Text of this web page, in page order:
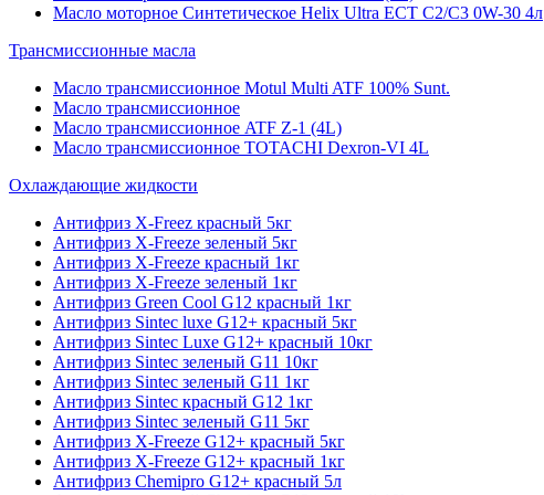
Масло моторное Синтетическое Helix Ultra ECT C2/C3 0W-30 4л
Трансмиссионные масла
Масло трансмиссионное Motul Multi ATF 100% Sunt.
Масло трансмиссионное
Масло трансмиссионное ATF Z-1 (4L)
Масло трансмиссионное TOTACHI Dexron-VI 4L
Охлаждающие жидкости
Антифриз X-Freez красный 5кг
Антифриз X-Freeze зеленый 5кг
Антифриз X-Freeze красный 1кг
Антифриз X-Freeze зеленый 1кг
Антифриз Green Cool G12 красный 1кг
Антифриз Sintec luxe G12+ красный 5кг
Антифриз Sintec Luxe G12+ красный 10кг
Антифриз Sintec зеленый G11 10кг
Антифриз Sintec зеленый G11 1кг
Антифриз Sintec красный G12 1кг
Антифриз Sintec зеленый G11 5кг
Антифриз X-Freeze G12+ красный 5кг
Антифриз X-Freeze G12+ красный 1кг
Антифриз Chemipro G12+ красный 5л